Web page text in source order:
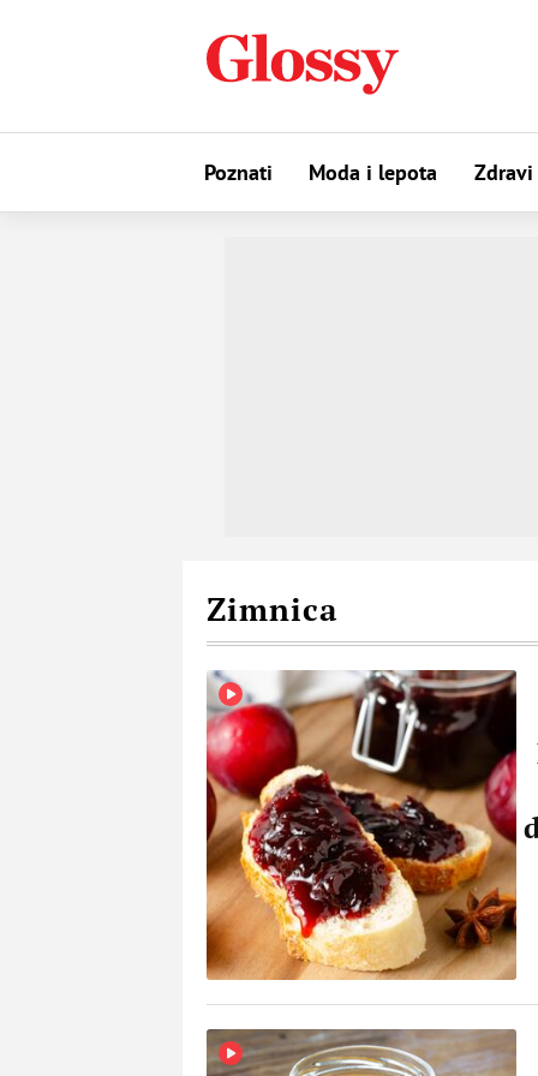
Poznati Moda i lepota
Zimnica